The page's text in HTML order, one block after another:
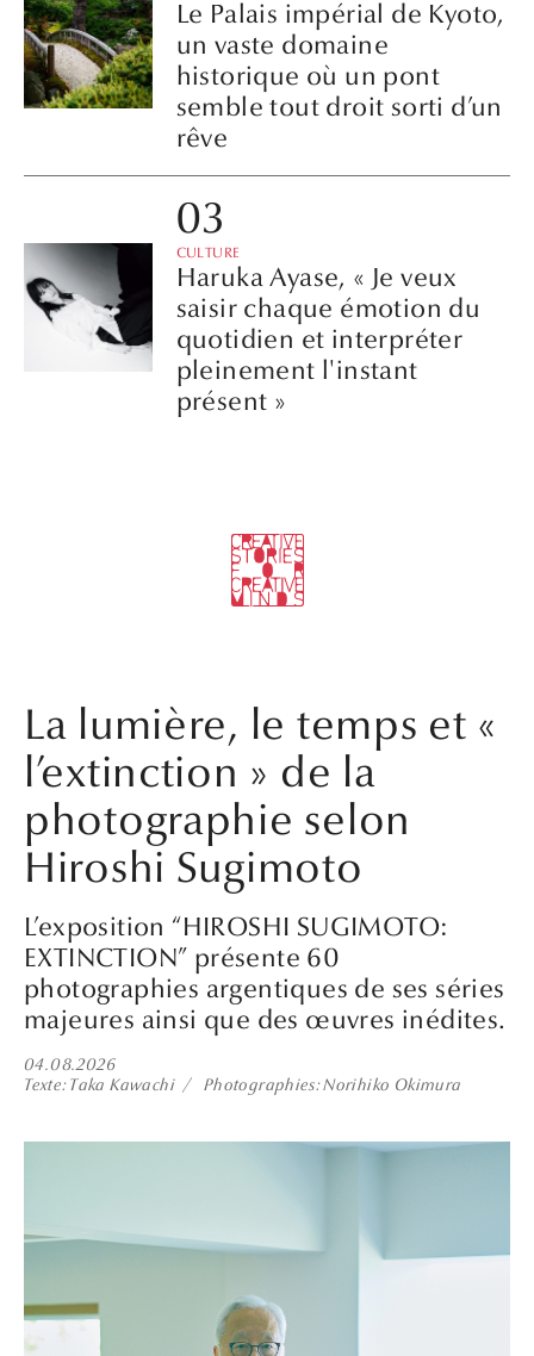
Le Palais impérial de Kyoto,
un vaste domaine
historique où un pont
semble tout droit sorti d’un
rêve
CULTURE
Haruka Ayase, « Je veux
saisir chaque émotion du
quotidien et interpréter
pleinement l'instant
présent »
La lumière, le temps et «
l’extinction » de la
photographie selon
Hiroshi Sugimoto
L’exposition “HIROSHI SUGIMOTO:
EXTINCTION” présente 60
photographies argentiques de ses séries
majeures ainsi que des œuvres inédites.
04.08.2026
Texte Taka Kawachi Photographies Norihiko Okimura